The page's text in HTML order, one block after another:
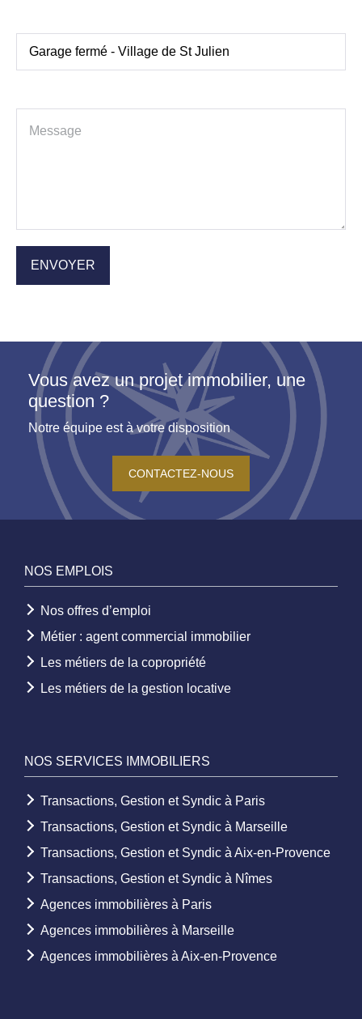
Vous avez un projet immobilier, une
question ?
Notre équipe est à votre disposition
CONTACTEZ-NOUS
NOS EMPLOIS
Nos offres d’emploi
Métier : agent commercial immobilier
Les métiers de la copropriété
Les métiers de la gestion locative
NOS SERVICES IMMOBILIERS
Transactions, Gestion et Syndic à Paris
Transactions, Gestion et Syndic à Marseille
Transactions, Gestion et Syndic à Aix-en-Provence
Transactions, Gestion et Syndic à Nîmes
Agences immobilières à Paris
Agences immobilières à Marseille
Agences immobilières à Aix-en-Provence